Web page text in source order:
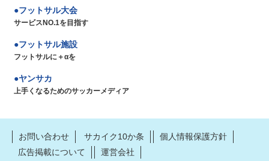
フットサル大会
サービスNO.1を目指す
フットサル施設
フットサルに＋αを
ヤンサカ
上手くなるためのサッカーメディア
お問い合わせ サカイク10か条
個人情報保護方針
広告掲載について
運営会社